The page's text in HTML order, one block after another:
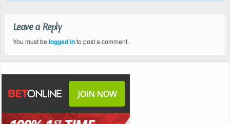
Leave a Reply
You must be logged into post a comment.